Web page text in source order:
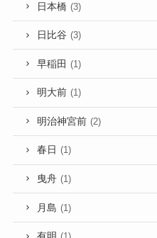
日本橋 (3)
日比谷 (3)
早稲田 (1)
明大前 (1)
明治神宮前 (2)
春日 (1)
曳舟 (1)
月島 (1)